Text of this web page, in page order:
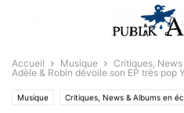
Accueil Musique Critiques,
Adèle & Robin dévoile son EP très pop
Musique Critiques, News & Albums en